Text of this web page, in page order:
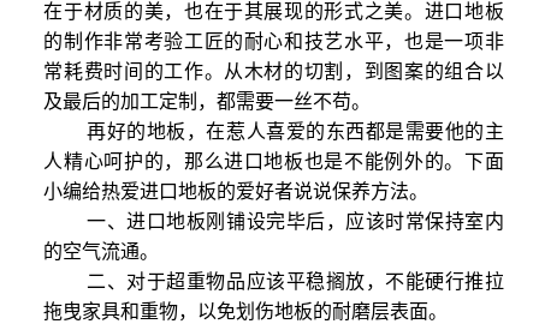
在于材质的美，也在于其展现的形式之美。进口地板
的制作非常考验工匠的耐心和技艺水平，也是一项非
常耗费时间的工作。从木材的切割，到图案的组合以
及最后的加工定制，都需要一丝不苟。
再好的地板，在惹人喜爱的东西都是需要他的主
人精心呵护的，那么进口地板也是不能例外的。下面
小编给热爱进口地板的爱好者说说保养方法。
一、进口地板刚铺设完毕后，应该时常保持室内
的空气流通。
二、对于超重物品应该平稳搁放，不能硬行推拉
拖曳家具和重物，以免划伤地板的耐磨层表面。